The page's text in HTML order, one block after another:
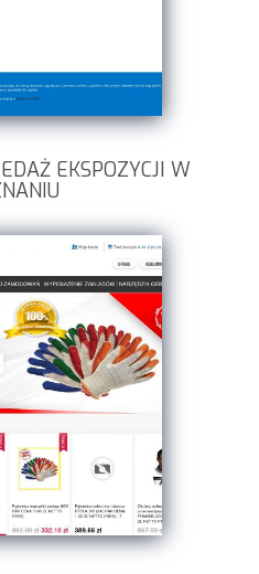
EKSPOZYCJI W